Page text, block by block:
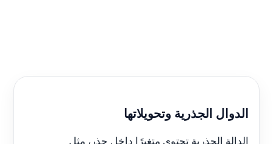
الدوال الجذرية وتحويلاتها
الدالة الجذرية تحتوي متغيرًا داخل جذر، مثل